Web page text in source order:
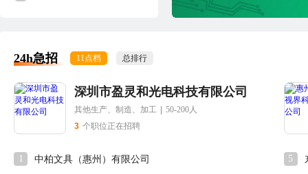
24h急招 11点档 总排行
深圳市盈灵和光电科技有限公司
其他生产、制造、加工
50-200人
3 个职位正在招聘
1 中柏文具（惠州）有限公司 5